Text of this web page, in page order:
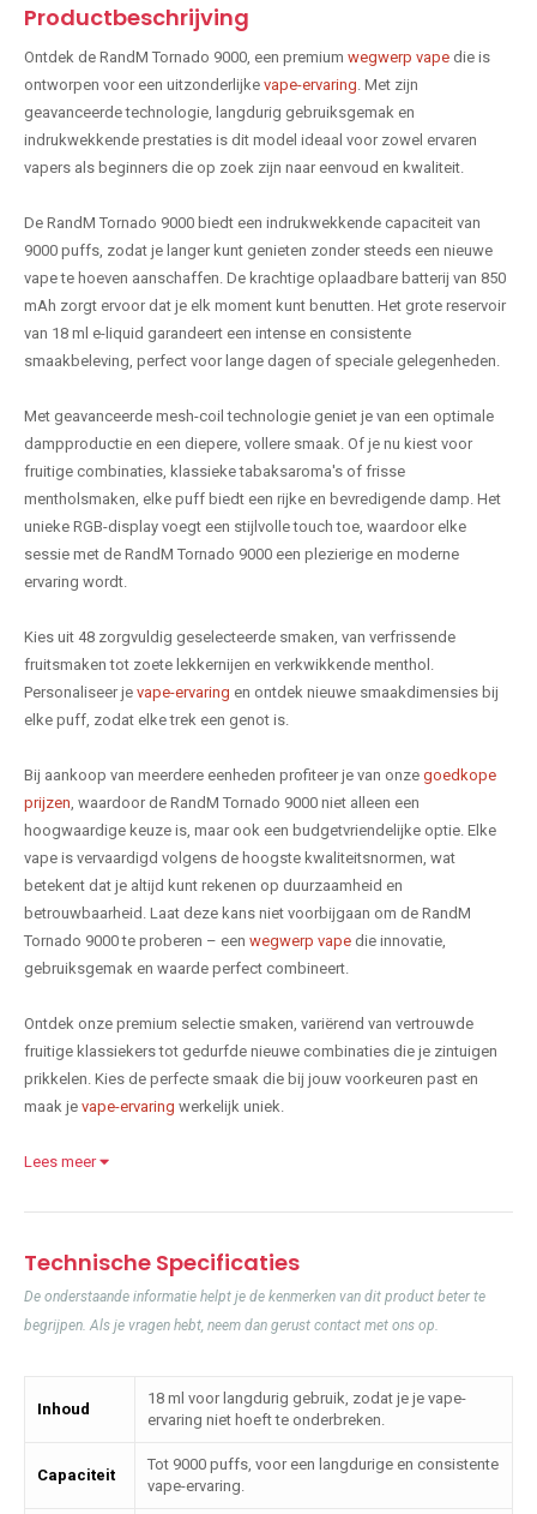
Productbeschrijving
Ontdek de RandM Tornado 9000, een premium wegwerp vape die is
ontworpen voor een uitzonderlijke vape-ervaring . Met zijn
geavanceerde technologie, langdurig gebruiksgemak en
indrukwekkende prestaties is dit model ideaal voor zowel ervaren
vapers als beginners die op zoek zijn naar eenvoud en kwaliteit.
De RandM Tornado 9000 biedt een indrukwekkende capaciteit van
9000 puffs, zodat je langer kunt genieten zonder steeds een nieuwe
vape te hoeven aanschaffen. De krachtige oplaadbare batterij van 850
mAh zorgt ervoor dat je elk moment kunt benutten. Het grote reservoir
van 18 ml e-liquid garandeert een intense en consistente
smaakbeleving, perfect voor lange dagen of speciale gelegenheden.
Met geavanceerde mesh-coil technologie geniet je van een optimale
dampproductie en een diepere, vollere smaak. Of je nu kiest voor
fruitige combinaties, klassieke tabaksaroma's of frisse
mentholsmaken, elke puff biedt een rijke en bevredigende damp. Het
unieke RGB-display voegt een stijlvolle touch toe, waardoor elke
sessie met de RandM Tornado 9000 een plezierige en moderne
ervaring wordt.
Kies uit 48 zorgvuldig geselecteerde smaken, van verfrissende
fruitsmaken tot zoete lekkernijen en verkwikkende menthol.
Personaliseer je vape-ervaring en ontdek nieuwe smaakdimensies bij
elke puff, zodat elke trek een genot is.
Bij aankoop van meerdere eenheden profiteer je van onze goedkope
prijzen , waardoor de RandM Tornado 9000 niet alleen een
hoogwaardige keuze is, maar ook een budgetvriendelijke optie. Elke
vape is vervaardigd volgens de hoogste kwaliteitsnormen, wat
betekent dat je altijd kunt rekenen op duurzaamheid en
betrouwbaarheid. Laat deze kans niet voorbijgaan om de RandM
Tornado 9000 te proberen – een wegwerp vape die innovatie,
gebruiksgemak en waarde perfect combineert.
Ontdek onze premium selectie smaken, variërend van vertrouwde
fruitige klassiekers tot gedurfde nieuwe combinaties die je zintuigen
prikkelen. Kies de perfecte smaak die bij jouw voorkeuren past en
maak je vape-ervaring werkelijk uniek.
Lees meer
Technische Specificaties
De onderstaande informatie helpt je de kenmerken van dit product beter te
begrijpen. Als je vragen hebt, neem dan gerust contact met ons op.
Inhoud
18 ml voor langdurig gebruik, zodat je je vape-
ervaring niet hoeft te onderbreken.
Capaciteit
Tot 9000 puffs, voor een langdurige en consistente
vape-ervaring.